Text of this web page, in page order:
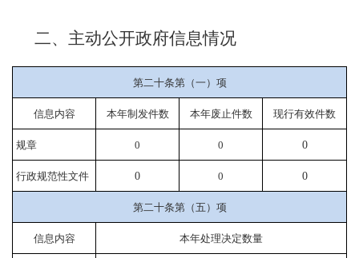
二、主动公开政府信息情况
第二十条第（一）项
信息内容 本年制发件数 本年废止件数 现行有效件数
规章 0 0 0
行政规范性文件 0 0 0
第二十条第（五）项
信息内容 本年处理决定数量